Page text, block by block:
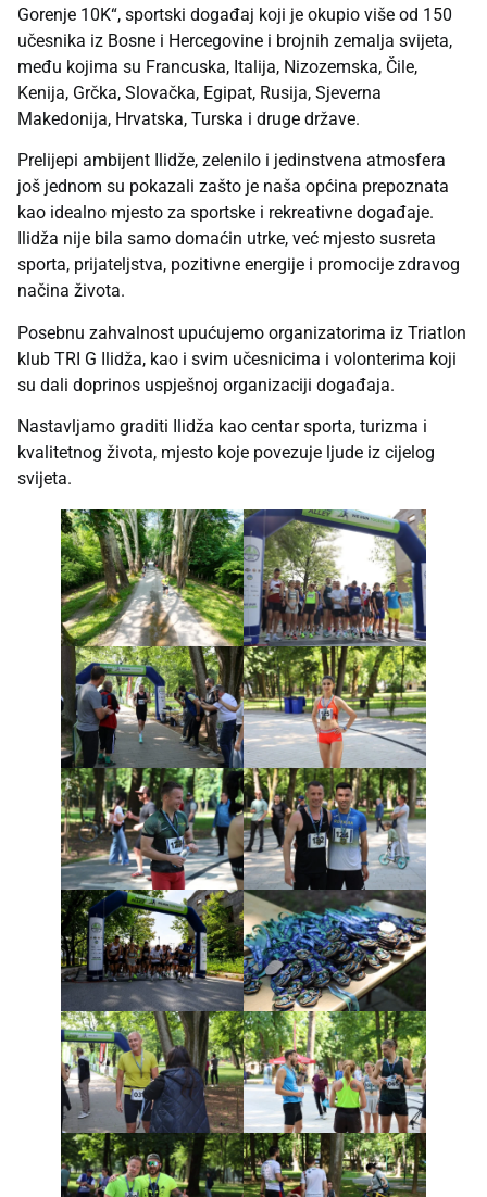
Gorenje 10K“, sportski događaj koji je okupio više od 150
učesnika iz Bosne i Hercegovine i brojnih zemalja svijeta,
među kojima su Francuska, Italija, Nizozemska, Čile,
Kenija, Grčka, Slovačka, Egipat, Rusija, Sjeverna
Makedonija, Hrvatska, Turska i druge države.
Prelijepi ambijent Ilidže, zelenilo i jedinstvena atmosfera
još jednom su pokazali zašto je naša općina prepoznata
kao idealno mjesto za sportske i rekreativne događaje.
Ilidža nije bila samo domaćin utrke, već mjesto susreta
sporta, prijateljstva, pozitivne energije i promocije zdravog
načina života.
Posebnu zahvalnost upućujemo organizatorima iz Triatlon
klub TRI G Ilidža, kao i svim učesnicima i volonterima koji
su dali doprinos uspješnoj organizaciji događaja.
Nastavljamo graditi Ilidža kao centar sporta, turizma i
kvalitetnog života, mjesto koje povezuje ljude iz cijelog
svijeta.